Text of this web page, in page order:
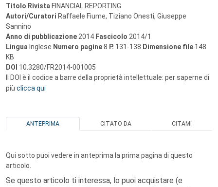
Titolo Rivista FINANCIAL REPORTING
Autori/Curatori Raffaele Fiume, Tiziano Onesti, Giuseppe
Sannino
Anno di pubblicazione 2014 Fascicolo 2014/1
Lingua Inglese Numero pagine8 P. 131-138 Dimensione file 148
KB
DOI 10.3280/FR2014-001005
Il DOI è il codice a barre della proprietà intellettuale: per saperne di
più clicca qui
ANTEPRIMA CITATO DA CITAMI
Qui sotto puoi vedere in anteprima la prima pagina di questo
articolo.
Se questo articolo ti interessa, lo puoi acquistare (e